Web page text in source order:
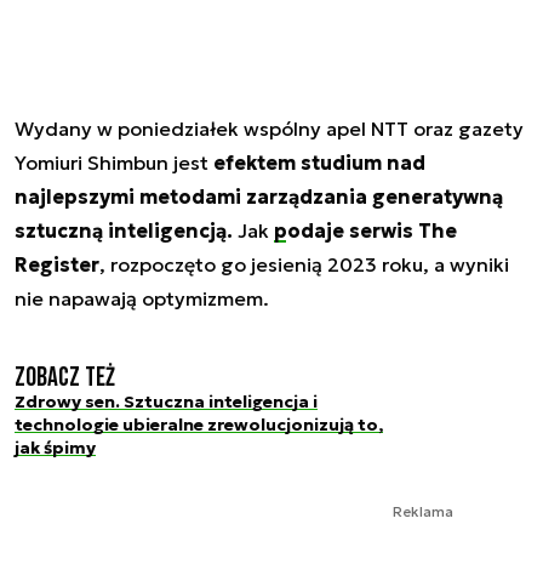
Wydany w poniedziałek wspólny apel NTT oraz gazety
Yomiuri Shimbun jest efektem studium nad
najlepszymi metodami zarządzania generatywną
sztuczną inteligencją. Jak podaje serwis The
Register, rozpoczęto go jesienią 2023 roku, a wyniki
nie napawają optymizmem.
Zobacz też
Zdrowy sen. Sztuczna inteligencja i
technologie ubieralne zrewolucjonizują to,
jak śpimy
Reklama